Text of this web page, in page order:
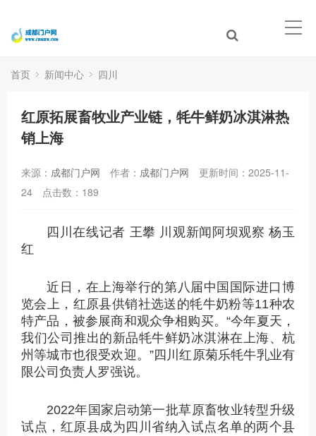
首页 新闻中心 四川
红原拓展畜牧业产业链，牦牛鲜奶冰淇淋热
销上海
来源： 成都门户网 作者： 成都门户网
更新时间：2025-11-
24
点击数： 189
四川在线记者 王攀 川观新闻阿坝观察 杨玉
红
近日，在上海举行的第八届中国国际进口博
览会上，红原县供销社选送的牦牛奶粉等11种农
特产品，被参展商和观众争相购买。“今年夏天，
我们公司推出的新品牦牛鲜奶冰淇淋在上海、杭
州等城市也很受欢迎。”四川红原菊乐牦牛乳业有
限公司负责人罗强说。
2022年国家启动第一批草原畜牧业转型升级
试点，红原县成为四川省纳入试点名单的两个县